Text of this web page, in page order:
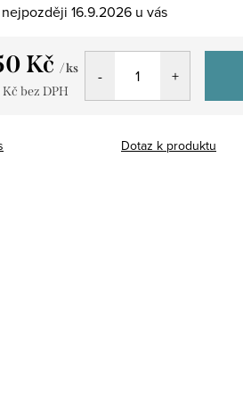
16.9.2026
Kč / ks
bez DPH
Dotaz k produktu